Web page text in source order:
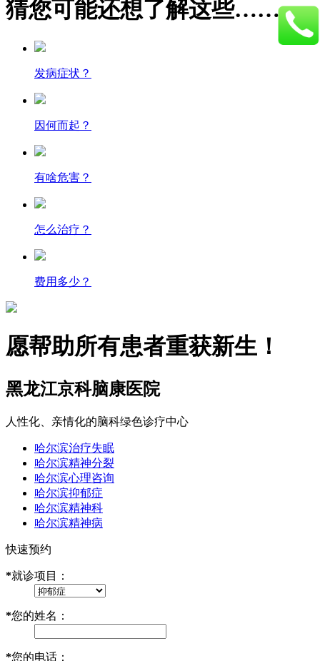
猜您可能还想了解这些……
发病症状？
因何而起？
有啥危害？
怎么治疗？
费用多少？
愿帮助所有患者重获新生！
黑龙江京科脑康医院
人性化、亲情化的脑科绿色诊疗中心
哈尔滨治疗失眠
哈尔滨精神分裂
哈尔滨心理咨询
哈尔滨抑郁症
哈尔滨精神科
哈尔滨精神病
快速预约
*就诊项目：
*您的姓名：
*您的电话：